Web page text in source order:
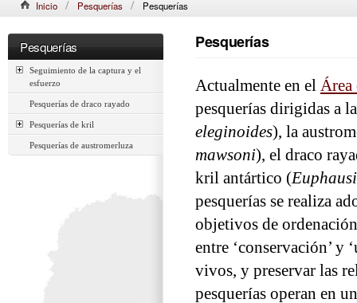
Inicio Pesquerías Pesquerías
Pesquerías
Seguimiento de la captura y el
esfuerzo
Pesquerías de draco rayado
Pesquerías de kril
Pesquerías de austromerluza
Pesquerías
Actualmente en el
pesquerías dirigidas a
eleginoides), la
mawsoni), el draco
kril antártico (
pesquerías se realiza
objetivos de
entre ‘conservación’ y
vivos, y preservar las
pesquerías operan en